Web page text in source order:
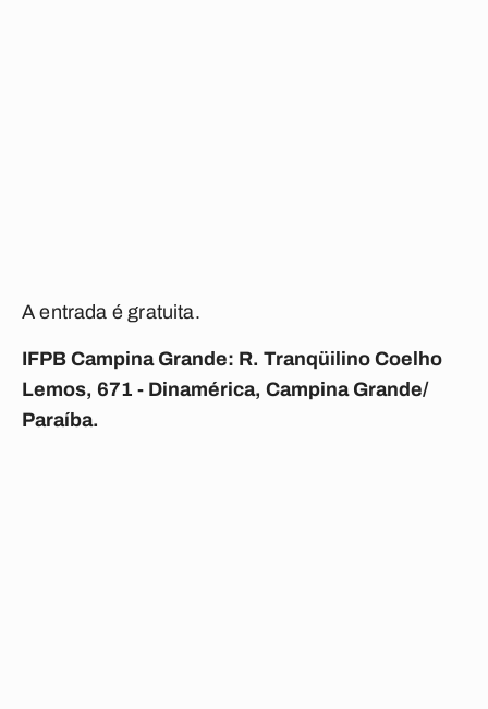
A entrada é gratuita.
IFPB Campina Grande: R. Tranqüilino Coelho
Lemos, 671 - Dinamérica, Campina Grande/
Paraíba.